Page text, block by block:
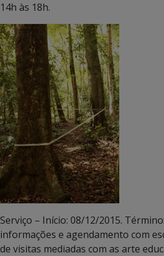
14h às 18h.
Serviço – Início: 08/12/2015.
informações e agendamento com
de visitas mediadas com as arte